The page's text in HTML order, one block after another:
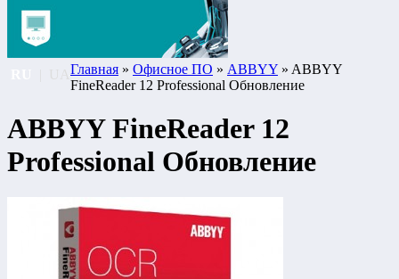
Главная » Офисное ПО » ABBYY » ABBYY
FineReader 12 Professional Обновление
ABBYY FineReader 12
Professional Обновление